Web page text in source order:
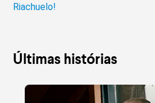
Riachuelo!
Últimas histórias